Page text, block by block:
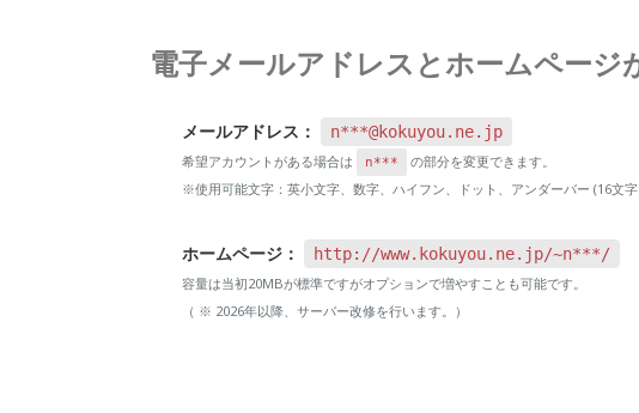
電子メールアドレスとホームページ
メールアドレス： n***@kokuyou.ne.jp
希望アカウントがある場合は n***
の部分を変更できます。
※使用可能文字：英小文字、数字、ハイフン、ドット、アンダーバー (16文
ホームページ： http://www.kokuyou.ne.jp/~n***/
容量は当初20MBが標準ですがオプションで増やすことも可能です。
（ ※ 2026年以降、サーバー改修を行います。）